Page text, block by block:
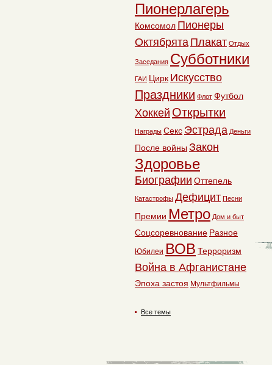
Пионерлагерь
Комсомол Пионеры
Октябрята Плакат Отдых
Заседания Субботники
ГАИ Цирк Искусство
Праздники Флот Футбол
Хоккей Открытки
Награды Секс Эстрада Деньги
После войны Закон
Здоровье
Биографии Оттепель
Катастрофы Дефицит Песни
Премии Метро Дом и быт
Соцсоревнование Разное
Юбилеи ВОВ Терроризм
Война в Афганистане
Эпоха застоя Мультфильмы
Все темы